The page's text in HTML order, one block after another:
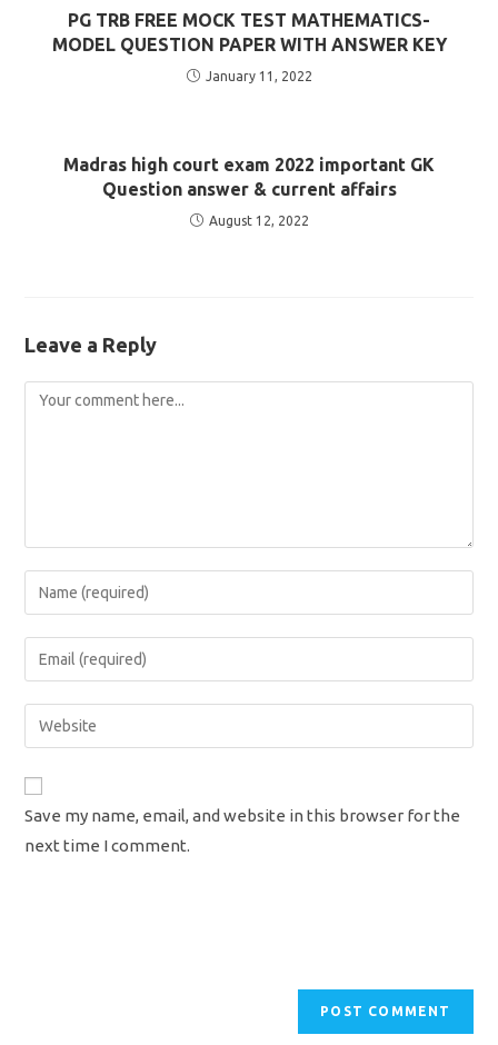
PG TRB FREE MOCK TEST MATHEMATICS-
MODEL QUESTION PAPER WITH ANSWER KEY
January 11, 2022
Madras high court exam 2022 important GK
Question answer & current affairs
August 12, 2022
Leave a Reply
Comment
Enter
your
name
comment
Enter
your
email
address
Enter
your
URL
(optional)
Save my name, email, and website in this browser for the
next time I comment.